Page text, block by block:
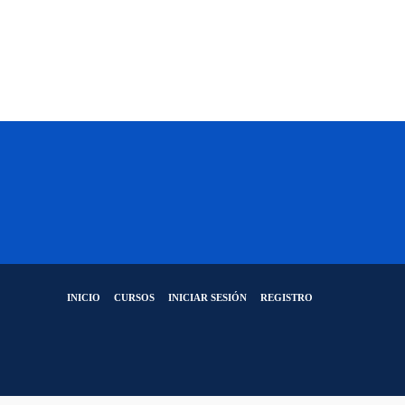
INICIO CURSOS INICIAR SESIÓN REGISTRO